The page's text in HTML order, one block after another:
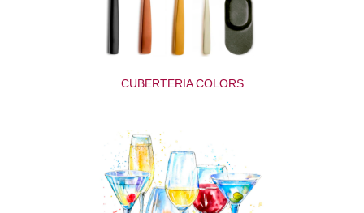
CUBERTERIA COLORS